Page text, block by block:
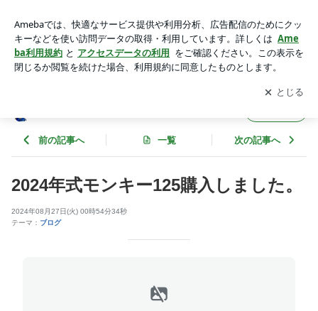
アプリをダウンロードして ブログの更新通知
を受け取りまし
ょう。
開く
前の記事へ 一覧 次の記事へ
2024年式モンキー125購入しました。
2024年08月27日(火) 00時54分34秒
テーマ： ブログ